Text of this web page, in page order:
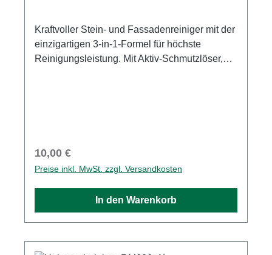
Kraftvoller Stein- und Fassadenreiniger mit der
einzigartigen 3-in-1-Formel für höchste
Reinigungsleistung. Mit Aktiv-Schmutzlöser,
Regulärer Preis:
10,00 €
Preise inkl. MwSt. zzgl. Versandkosten
In den Warenkorb